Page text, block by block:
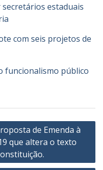
secretários estaduais
com seis projetos de
funcionalismo público
de Emenda à
que altera o texto